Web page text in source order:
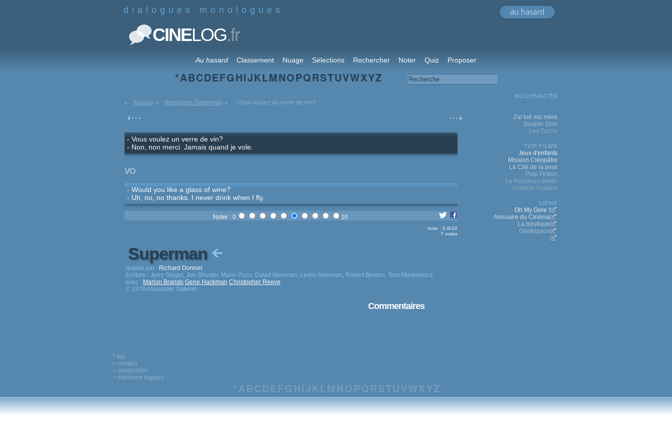
dialogues monologues
CINELOG.fr
Au hasard Classement Nuage Sélections Rechercher Noter Quiz Proposer
*ABCDEFGHIJKLMNOPQRSTUVWXYZ
Accueil Répliques Superman
- Vous voulez un verre de vin?
- ...
- Vous voulez un verre de vin?
- Non, non merci. Jamais quand je vole.
VO
- Would you like a glass of wine?
- Uh, no, no thanks. I never drink when I fly.
Noter : 0 10
note : 5.6/10
7 votes
Superman
realisé par : Richard Donner
écriture : Jerry Siegel, Joe Shuster, Mario Puzo, David Newman, Leslie Newman, Robert Benton, Tom Mankiewicz
avec : Marlon Brando Gene Hackman Christopher Reeve
© 1978 Alexander Salkind
Commentaires
NOUVEAUTÉS
J'ai tué ma mère
Double Zéro
Les Tuche
TOP FILMS
Jeux d'enfants
Mission Cléopâtre
La Cité de la peur
Pulp Fiction
Le Fabuleux destin
d'Amélie Poulain
LIENS
Oh My Gore !
Annuaire du Cinéma
La boutique
Geekspace
^ top
> contact
> syndication
> mentions legales
*ABCDEFG HIJ KLM NO PQRSTUVWXYZ